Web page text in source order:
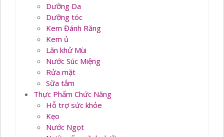
Dưỡng Da
Dưỡng tóc
Kem Đánh Răng
Kem ủ
Lăn khử Mùi
Nước Súc Miệng
Rửa mặt
Sữa tắm
Thực Phẩm Chức Năng
Hỗ trợ sức khỏe
Kẹo
Nước Ngọt